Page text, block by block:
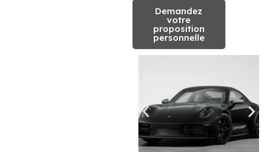
Demandez
votre
proposition
personnelle